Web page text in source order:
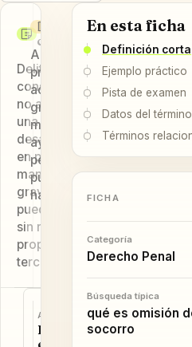
Definición
corta
Delito
consistente en
no auxiliar a
una persona
desamparada y
en peligro
manifiesto y
grave cuando
puede hacerse
sin riesgo
propio ni de
terceros.
Ejemplo
Alguien
presencia un
accidente
grave y se
marcha sin
ayudar ni
pedir auxilio
pudiendo
hacerlo.
Pista de
examen
Art. 195 CP:
peligro
manifiesto y
persona
desamparada
y ausencia de
ANTERIOR
R
e
SIGUIENTE
P
r
En esta ficha
Definición corta
Ejemplo práctico
Pista de examen
Datos del término
Términos
FICHA
Categoría
Derecho Penal
Búsqueda típica
qué es omisión
socorro